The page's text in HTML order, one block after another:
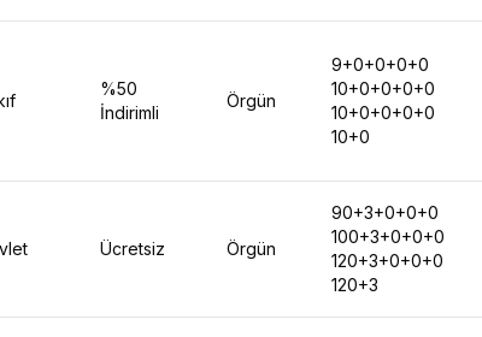
%50
İndirimli
Örgün
9+0+0+0+0
10+0+0+0+0
10+0+0+0+0
10+0
Ücretsiz Örgün
90+3+0+0+0
100+3+0+0+0
120+3+0+0+0
120+3